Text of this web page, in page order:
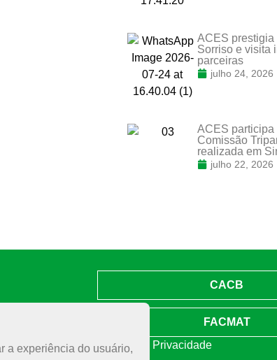
ACES prestigia
Sorriso e visita
parceiras
julho 24, 2026
ACES participa
Comissão
realizada em
julho 22, 2026
CACB
FACMAT
Política de Privacidade
a experiência do usuário,